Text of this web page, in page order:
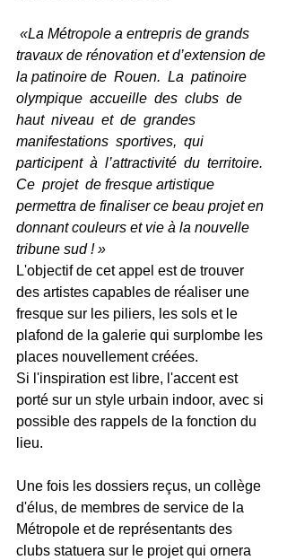
travaux de rénovation et d’extension de
la patinoire de  Rouen.  La  patinoire
olympique  accueille  des  clubs  de
haut  niveau  et  de  grandes
manifestations  sportives,  qui
participent  à  l’attractivité  du  territoire.
Ce  projet  de fresque artistique
permettra de finaliser ce beau projet en
donnant couleurs et vie à la nouvelle
tribune sud ! »
L'objectif de cet appel est de trouver
des artistes capables de réaliser une
fresque sur les piliers, les sols et le
plafond de la galerie qui surplombe les
places nouvellement créées.
Si l'inspiration est libre, l'accent est
porté sur un style urbain indoor, avec si
possible des rappels de la fonction du
lieu.
Une fois les dossiers reçus, un collège
d'élus, de membres de service de la
Métropole et de représentants des
clubs statuera sur le projet qui ornera